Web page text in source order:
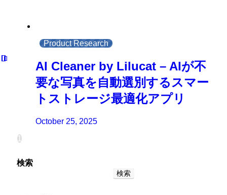
Product Research
AI Cleaner by Lilucat – AIが不
要な写真を自動選別するスマー
トストレージ最適化アプリ
October 25, 2025
1
検索
検索